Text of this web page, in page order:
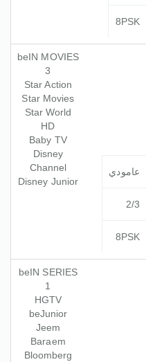
8PSK
عامودي
2/3
8PSK
beIN MOVIES
3
Star Action
Star Movies
Star World
HD
Baby TV
Disney
Channel
Disney Junior
beIN SERIES
1
HGTV
beJunior
Jeem
Baraem
Bloomberg